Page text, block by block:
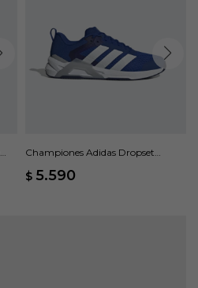
Championes Adidas Dropset
$ 5.590